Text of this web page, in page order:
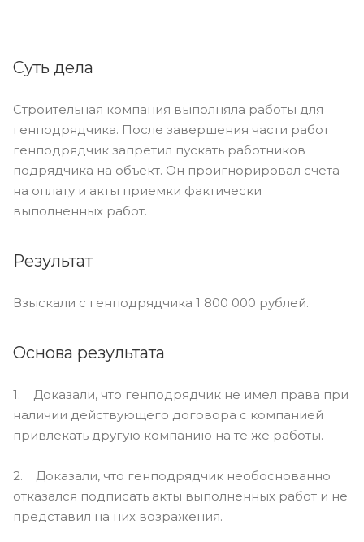
Суть дела
Строительная компания выполняла работы для
генподрядчика. После завершения части работ
генподрядчик запретил пускать работников
подрядчика на объект. Он проигнорировал счета
на оплату и акты приемки фактически
выполненных работ.
Результат
Взыскали с генподрядчика 1 800 000 рублей.
Основа результата
1. Доказали, что генподрядчик не имел права при
наличии действующего договора с компанией
привлекать другую компанию на те же работы.
2. Доказали, что генподрядчик необоснованно
отказался подписать акты выполненных работ и не
представил на них возражения.